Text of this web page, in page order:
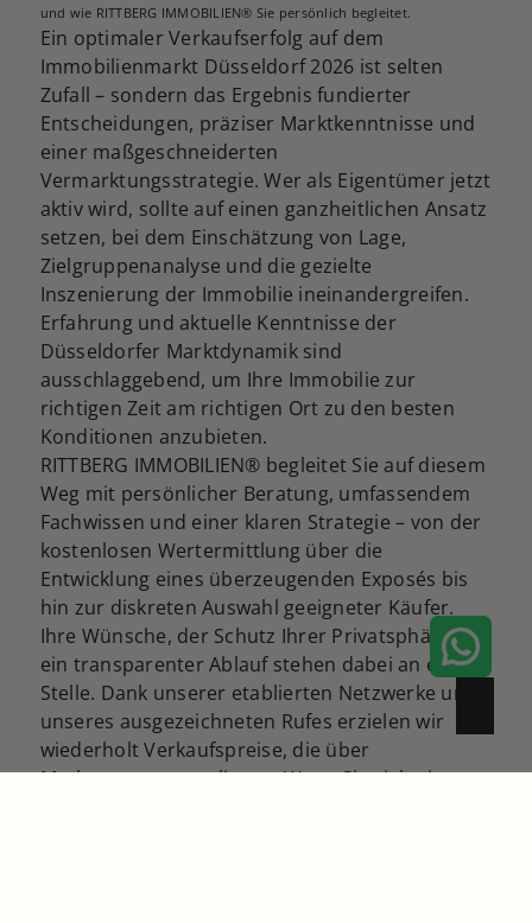
und wie RITTBERG IMMOBILIEN® Sie persönlich begleitet.
Ein optimaler Verkaufserfolg auf dem
Immobilienmarkt Düsseldorf 2026 ist selten
Zufall – sondern das Ergebnis fundierter
Entscheidungen, präziser Marktkenntnisse und
einer maßgeschneiderten
Vermarktungsstrategie. Wer als Eigentümer jetzt
aktiv wird, sollte auf einen ganzheitlichen Ansatz
setzen, bei dem Einschätzung von Lage,
Zielgruppenanalyse und die gezielte
Inszenierung der Immobilie ineinandergreifen.
Erfahrung und aktuelle Kenntnisse der
Düsseldorfer Marktdynamik sind
ausschlaggebend, um Ihre Immobilie zur
richtigen Zeit am richtigen Ort zu den besten
Konditionen anzubieten.
RITTBERG IMMOBILIEN® begleitet Sie auf diesem
Weg mit persönlicher Beratung, umfassendem
Fachwissen und einer klaren Strategie – von der
kostenlosen Wertermittlung über die
Entwicklung eines überzeugenden Exposés bis
hin zur diskreten Auswahl geeigneter Käufer.
Ihre Wünsche, der Schutz Ihrer Privatsphäre und
ein transparenter Ablauf stehen dabei an erster
Stelle. Dank unserer etablierten Netzwerke und
unseres ausgezeichneten Rufes erzielen wir
wiederholt Verkaufspreise, die über
Markterwartungen liegen. Wenn Sie sich einen